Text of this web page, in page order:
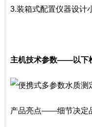
3.装箱式配置仪器设计
主机技术参数——以下
产品亮点——细节决定